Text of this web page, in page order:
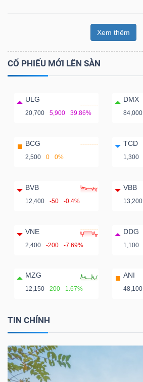
Xem thêm
CỔ PHIẾU MỚI LÊN SÀN
ULG
20,700 5,900 39.86%
DMX
84,000
BCG
2,500 0 0%
TCD
1,300
BVB
12,400 -50 -0.4%
VBB
13,200
VNE
2,400 -200 -7.69%
DDG
1,100
MZG
12,150 200 1.67%
ANI
48,100
TIN CHÍNH